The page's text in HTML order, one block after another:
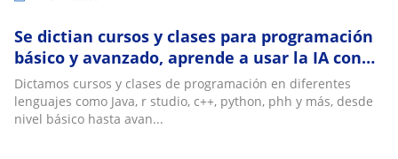
Se dictian cursos y clases para programación
básico y avanzado, aprende a usar la IA con
nuestros cursos
Dictamos cursos y clases de programación en diferentes
lenguajes como Java, r studio, c++, python, phh y más, desde
nivel básico hasta avan...